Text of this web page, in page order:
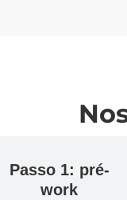
Passo 1: pré-
work